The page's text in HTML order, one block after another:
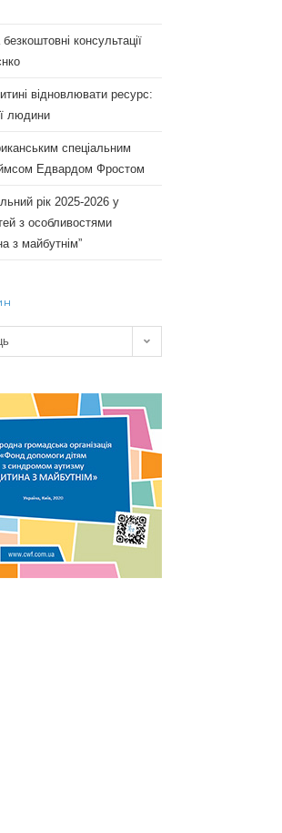
консультації
відновлювати ресурс:
людини
спеціальним
Едвардом Фростом
рік 2025-2026 у
з особливостями
з майбутнім”